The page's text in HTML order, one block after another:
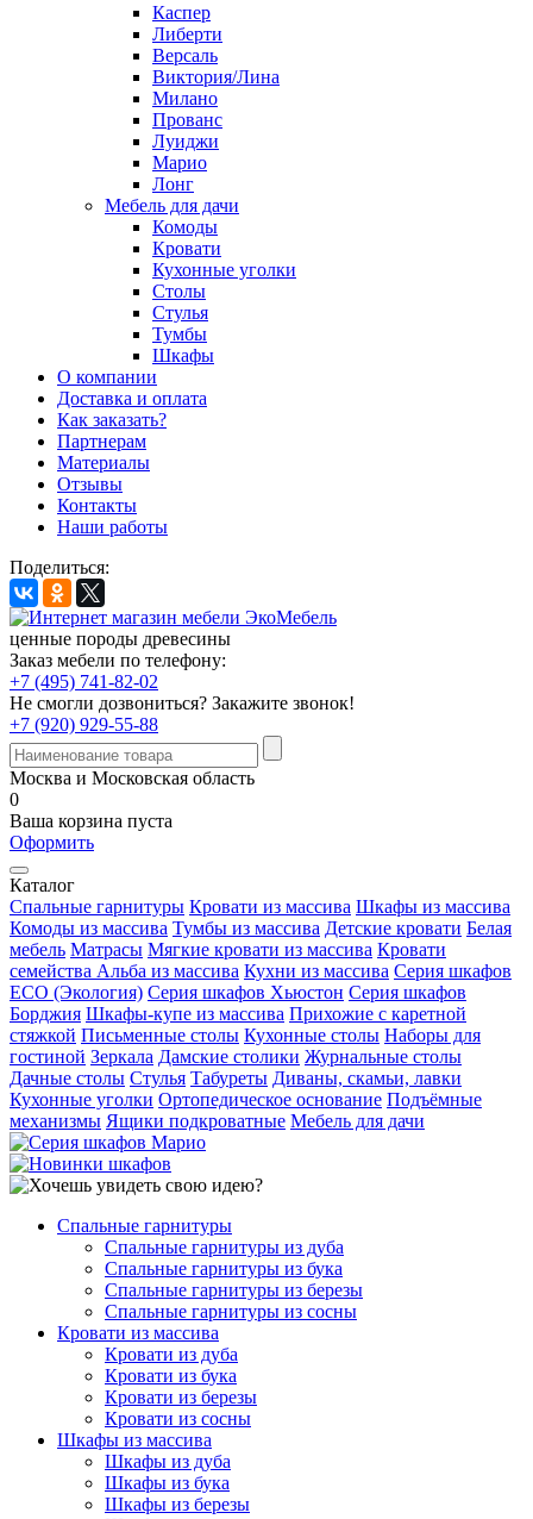
Каспер
Либерти
Версаль
Виктория/Лина
Милано
Прованс
Луиджи
Марио
Лонг
Мебель для дачи
Комоды
Кровати
Кухонные уголки
Столы
Стулья
Тумбы
Шкафы
О компании
Доставка и оплата
Как заказать?
Партнерам
Материалы
Отзывы
Контакты
Наши работы
Поделиться:
ценные породы древесины
Заказ мебели по телефону:
+7 (495) 741-82-02
Не смогли дозвониться? Закажите звонок!
+7 (920) 929-55-88
Москва и Московская область
0
Ваша корзина пуста
Оформить
Каталог
Спальные гарнитуры Кровати из массива Шкафы из массива
Комоды из массива Тумбы из массива Детские кровати Белая
мебель Матрасы Мягкие кровати из массива Кровати
семейства Альба из массива Кухни из массива Серия шкафов
ECO (Экология) Серия шкафов Хьюстон Серия шкафов
Борджия Шкафы-купе из массива Прихожие с каретной
стяжкой Письменные столы Кухонные столы Наборы для
гостиной Зеркала Дамские столики Журнальные столы
Дачные столы Стулья Табуреты Диваны, скамьи, лавки
Кухонные уголки Ортопедическое основание Подъёмные
механизмы Ящики подкроватные Мебель для дачи
Спальные гарнитуры
Спальные гарнитуры из дуба
Спальные гарнитуры из бука
Спальные гарнитуры из березы
Спальные гарнитуры из сосны
Кровати из массива
Кровати из дуба
Кровати из бука
Кровати из березы
Кровати из сосны
Шкафы из массива
Шкафы из дуба
Шкафы из бука
Шкафы из березы